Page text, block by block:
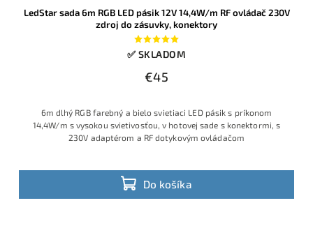
LedStar sada 6m RGB LED pásik 12V 14,4W/m RF ovládač 230V
zdroj do zásuvky, konektory
✅ SKLADOM
€45
Do košíka
6m dlhý RGB farebný a bielo svietiaci LED pásik s príkonom
14,4W/m s vysokou svietivosťou, v hotovej sade s konektormi, s
230V adaptérom a RF dotykovým ovládačom